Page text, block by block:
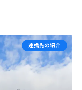
連携先の紹介